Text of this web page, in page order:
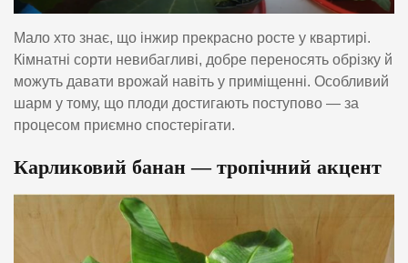
Мало хто знає, що інжир прекрасно росте у квартирі.
Кімнатні сорти невибагливі, добре переносять обрізку й
можуть давати врожай навіть у приміщенні. Особливий
шарм у тому, що плоди достигають поступово — за
процесом приємно спостерігати.
Карликовий банан — тропічний акцент